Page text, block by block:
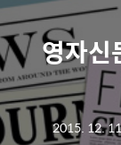
영자신
2015. 12.